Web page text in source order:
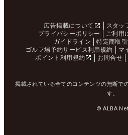
広告掲載について スタッ
プライバシーポリシー
ご利用
ガイドライン
特定商取
ゴルフ場予約サービス利用規約
マ
ポイント利用規約
お問合せ
掲載されている全てのコンテンツの無断で
す。
© ALBA Net